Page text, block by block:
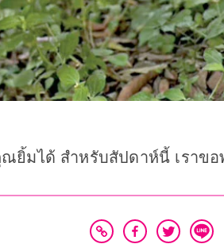
ณยิ้มได้ สำหรับสัปดาห์นี้ เราข